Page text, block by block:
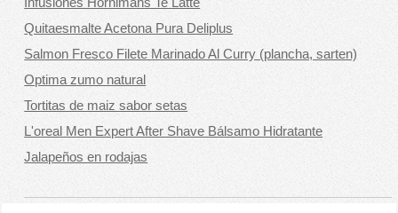
Infusiones Hornimans Te Latte
Quitaesmalte Acetona Pura Deliplus
Salmon Fresco Filete Marinado Al Curry (plancha, sarten)
Optima zumo natural
Tortitas de maiz sabor setas
L'oreal Men Expert After Shave Bálsamo Hidratante
Jalapeños en rodajas